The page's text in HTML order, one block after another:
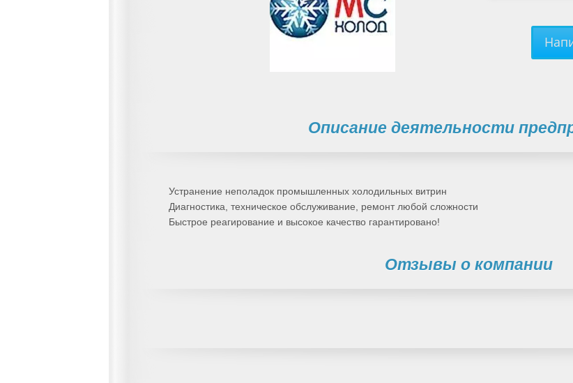
Описание деятельности
Устранение неполадок промышленных холодильных витрин
Диагностика, техническое обслуживание, ремонт любой сложности
Быстрое реагирование и высокое качество гарантировано!
Отзывы о компании